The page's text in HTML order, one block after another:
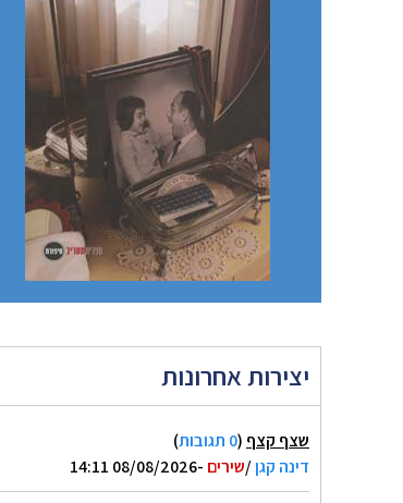
יצירות אחרונות
שצף קצף (0 תגובות
)
דינה קגן/שירים -08/08/2026 14:11